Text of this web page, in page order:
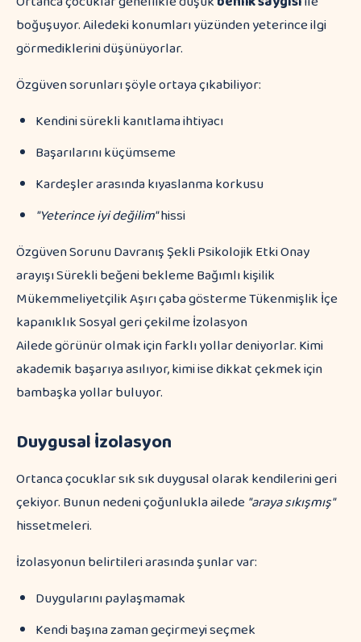
boğuşuyor. Ailedeki konumları yüzünden yeterince ilgi
görmediklerini düşünüyorlar.
Özgüven sorunları şöyle ortaya çıkabiliyor:
Kendini sürekli kanıtlama ihtiyacı
Başarılarını küçümseme
Kardeşler arasında kıyaslanma korkusu
"Yeterince iyi değilim"hissi
Özgüven Sorunu Davranış Şekli Psikolojik Etki Onay
arayışı Sürekli beğeni bekleme Bağımlı kişilik
Mükemmeliyetçilik Aşırı çaba gösterme Tükenmişlik İçe
kapanıklık Sosyal geri çekilme İzolasyon
Ailede görünür olmak için farklı yollar deniyorlar. Kimi
akademik başarıya asılıyor, kimi ise dikkat çekmek için
bambaşka yollar buluyor.
Duygusal İzolasyon
Ortanca çocuklar sık sık duygusal olarak kendilerini geri
çekiyor. Bunun nedeni çoğunlukla ailede"araya sıkışmış"
hissetmeleri.
İzolasyonun belirtileri arasında şunlar var:
Duygularını paylaşmamak
Kendi başına zaman geçirmeyi seçmek